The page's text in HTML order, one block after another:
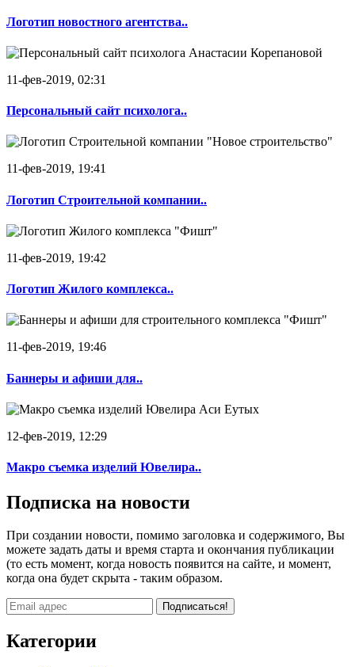
Логотип новостного агентства..
11-фев-2019, 02:31
Персональный сайт психолога..
11-фев-2019, 19:41
Логотип Строительной компании..
11-фев-2019, 19:42
Логотип Жилого комплекса..
11-фев-2019, 19:46
Баннеры и афиши для..
12-фев-2019, 12:29
Макро съемка изделий Ювелира..
Подписка на новости
При создании новости, помимо заголовка и содержимого, Вы
можете задать даты и время старта и окончания публикации
(то есть момент, когда новость появится на сайте, и момент,
когда она будет скрыта - таким образом.
Подписаться!
Категории